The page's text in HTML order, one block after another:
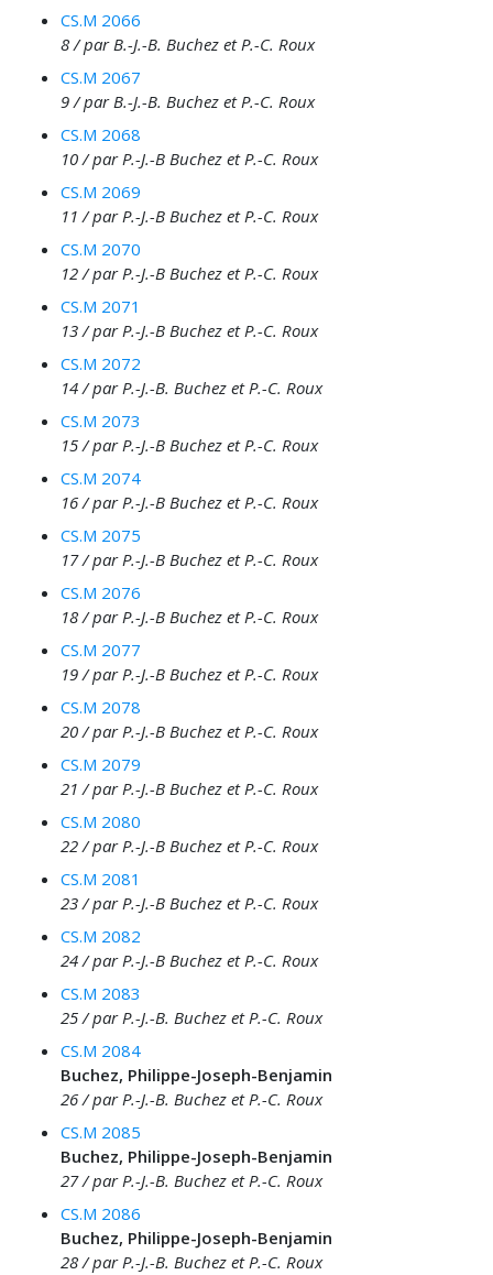
CS.M 2066
8 / par B.-J.-B. Buchez et P.-C. Roux
CS.M 2067
9 / par B.-J.-B. Buchez et P.-C. Roux
CS.M 2068
10 / par P.-J.-B Buchez et P.-C. Roux
CS.M 2069
11 / par P.-J.-B Buchez et P.-C. Roux
CS.M 2070
12 / par P.-J.-B Buchez et P.-C. Roux
CS.M 2071
13 / par P.-J.-B Buchez et P.-C. Roux
CS.M 2072
14 / par P.-J.-B. Buchez et P.-C. Roux
CS.M 2073
15 / par P.-J.-B Buchez et P.-C. Roux
CS.M 2074
16 / par P.-J.-B Buchez et P.-C. Roux
CS.M 2075
17 / par P.-J.-B Buchez et P.-C. Roux
CS.M 2076
18 / par P.-J.-B Buchez et P.-C. Roux
CS.M 2077
19 / par P.-J.-B Buchez et P.-C. Roux
CS.M 2078
20 / par P.-J.-B Buchez et P.-C. Roux
CS.M 2079
21 / par P.-J.-B Buchez et P.-C. Roux
CS.M 2080
22 / par P.-J.-B Buchez et P.-C. Roux
CS.M 2081
23 / par P.-J.-B Buchez et P.-C. Roux
CS.M 2082
24 / par P.-J.-B Buchez et P.-C. Roux
CS.M 2083
25 / par P.-J.-B. Buchez et P.-C. Roux
CS.M 2084
Buchez, Philippe-Joseph-Benjamin
26 / par P.-J.-B. Buchez et P.-C. Roux
CS.M 2085
Buchez, Philippe-Joseph-Benjamin
27 / par P.-J.-B. Buchez et P.-C. Roux
CS.M 2086
Buchez, Philippe-Joseph-Benjamin
28 / par P.-J.-B. Buchez et P.-C. Roux